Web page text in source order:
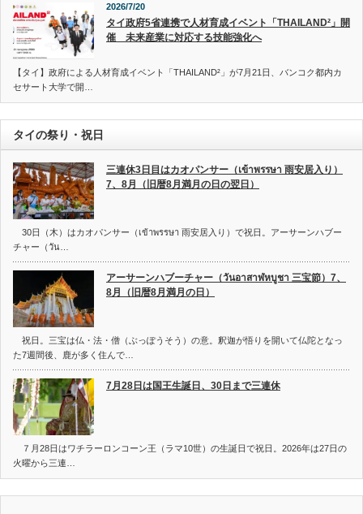
2026/7/20
タイ政府5省連携で人材育成イベント「THAILAND²」開
催 未来産業に対応する技能強化へ
【タイ】政府による人材育成イベント「THAILAND²」が7月21日、バンコク都内カ
セサート大学で開…
タイの祭り・祝日
三連休3日目はカオパンサー（เข้าพรรษา 雨安居入り）
7、8月（旧暦8月満月の日の翌日）
30日（木）はカオパンサー（เข้าพรรษา 雨安居入り）で祝日。アーサーンハブー
チャー（วัน…
アーサーンハブーチャー（วันอาสาฬหบูชา 三宝節）7、
8月（旧暦8月満月の日）
祝日。三宝は仏・法・僧（ぶっぽうそう）の意。釈迦が悟りを開いて仏陀となっ
た7週間後、鹿が多く住んで…
7月28日は国王生誕日、30日まで三連休
７月28日はワチラーロンコーン王（ラマ10世）の生誕日で祝日。2026年は27日の
火曜から三連…